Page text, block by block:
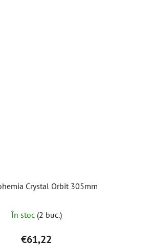
Crystal Orbit 305mm
În stoc (2 buc.)
€61,22